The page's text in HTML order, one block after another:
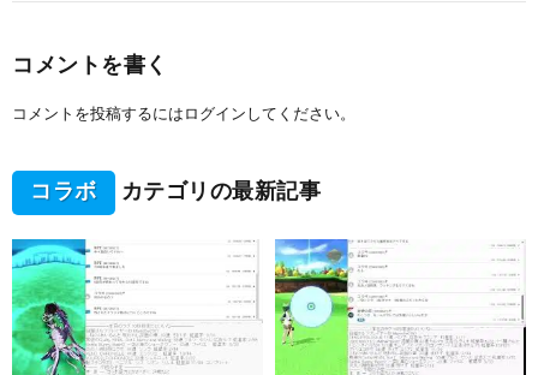
コメントを書く
コメントを投稿するには ログイン してください。
コラボ カテゴリの最新記事